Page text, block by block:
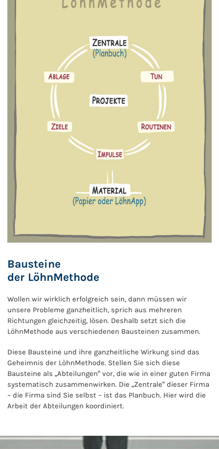
Bausteine
der LöhnMethode
Wollen wir wirklich erfolgreich sein, dann müssen wir
unsere Probleme ganzheitlich, sprich aus mehreren
Richtungen gleichzeitig, lösen. Deshalb setzt sich die
LöhnMethode aus verschiedenen Bausteinen zusammen.
Diese Bausteine und ihre ganzheitliche Wirkung sind das
Geheimnis der LöhnMethode. Stellen Sie sich diese
Bausteine als „Abteilungen“ vor, die wie in einer guten Firma
systematisch zusammenwirken. Die „Zentrale“ dieser Firma
– die Firma sind Sie selbst – ist das Planbuch. Hier wird die
Arbeit der Abteilungen koordiniert.